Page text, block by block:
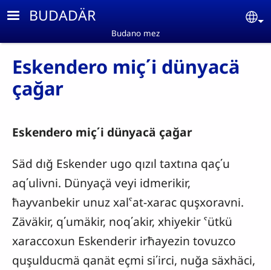
Skip to main content
BUDADÄR
Budano mez
Eskendero miç΄i dünyacä
çağar
Eskendero miç΄i dünyacä çağar
Säd dığ Eskender ugo qızıl taxtına qaç΄u
aq΄ulivni. Dünyaçä veyi idmerikir,
ħayvanbekir unuz xalˁat-xarac quşxoravni.
Zäväkir, q΄umäkir, noq΄akir, xhiyekir ˁütkü
xaraccoxun Eskenderir irħayezin tovuzco
quşulducmä qanät eçmi si΄irci, nuğa säxhäci,